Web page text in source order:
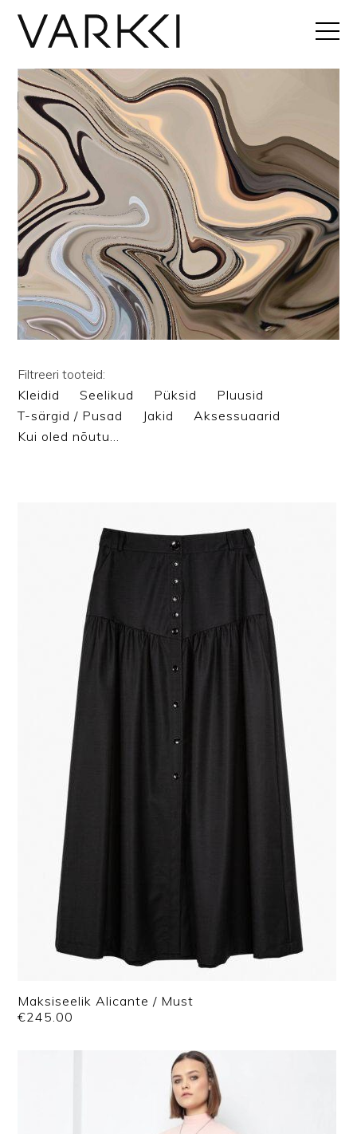
Filtreeri tooteid:
Kleidid
Seelikud Püksid
Pluusid
T-särgid / Pusad
Jakid
Aksessuaarid
Kui oled nõutu…
Maksiseelik Alicante / Must
€245.00